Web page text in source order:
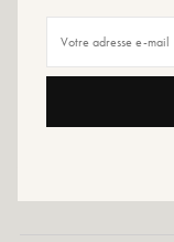
Conseils pointure : Pour
Conseils entretien : Nous
vous rendre dans nos